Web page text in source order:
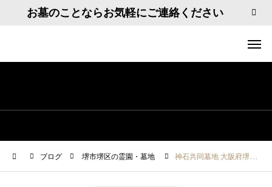
お墓のことならお気軽にご連絡ください
ブログ 堺市堺区の霊園・墓地 神石共同墓地 大阪府堺市堺区石津町3丁８